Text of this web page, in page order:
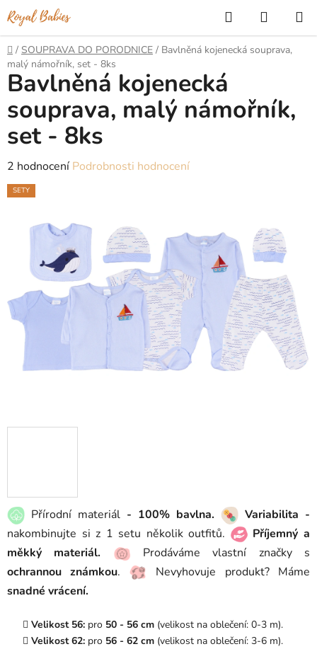
Přejít
na
obsah
Hledat
KOŠÍK
Domů
/ SOUPRAVA DO PORODNICE / Bavlněná kojenecká souprava,
malý námořník, set - 8ks
Přírodní materiál - 100% bavlna.
Variabilita -
nakombinujte si z 1 setu několik outfitů.
Příjemný a
měkký materiál.
Prodáváme vlastní značky s
ochrannou známkou.
Nevyhovuje produkt? Máme
snadné vrácení.
Velikost 56: pro 50 - 56 cm (velikost na oblečení: 0-3 m).
Velikost 62: pro 56 - 62 cm (velikost na oblečení: 3-6 m).
Bavlněná kojenecká
souprava, malý námořník,
set - 8ks
Průměrné
hodnocení
hvězdiček.
2 hodnocení Podrobnosti hodnocení
SETY